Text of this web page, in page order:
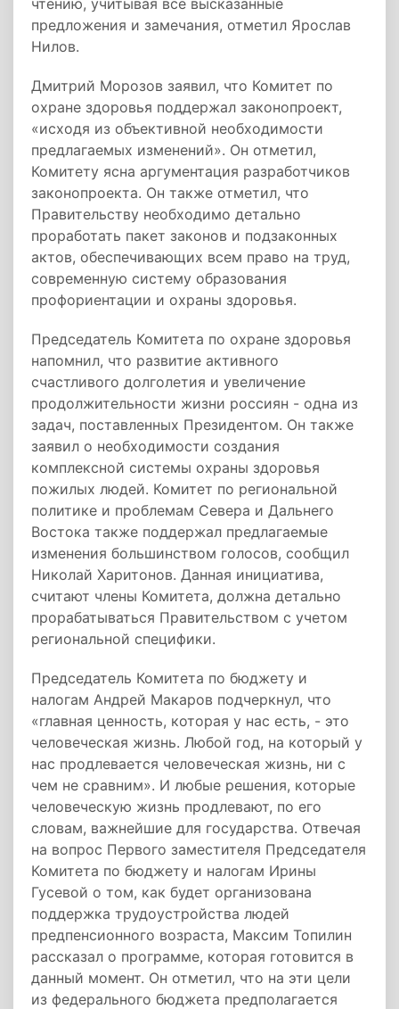
чтению, учитывая все высказанные
предложения и замечания, отметил Ярослав
Нилов.
Дмитрий Морозов заявил, что Комитет по
охране здоровья поддержал законопроект,
«исходя из объективной необходимости
предлагаемых изменений». Он отметил,
Комитету ясна аргументация разработчиков
законопроекта. Он также отметил, что
Правительству необходимо детально
проработать пакет законов и подзаконных
актов, обеспечивающих всем право на труд,
современную систему образования
профориентации и охраны здоровья.
Председатель Комитета по охране здоровья
напомнил, что развитие активного
счастливого долголетия и увеличение
продолжительности жизни россиян - одна из
задач, поставленных Президентом. Он также
заявил о необходимости создания
комплексной системы охраны здоровья
пожилых людей. Комитет по региональной
политике и проблемам Севера и Дальнего
Востока также поддержал предлагаемые
изменения большинством голосов, сообщил
Николай Харитонов. Данная инициатива,
считают члены Комитета, должна детально
прорабатываться Правительством с учетом
региональной специфики.
Председатель Комитета по бюджету и
налогам Андрей Макаров подчеркнул, что
«главная ценность, которая у нас есть, - это
человеческая жизнь. Любой год, на который у
нас продлевается человеческая жизнь, ни с
чем не сравним». И любые решения, которые
человеческую жизнь продлевают, по его
словам, важнейшие для государства. Отвечая
на вопрос Первого заместителя Председателя
Комитета по бюджету и налогам Ирины
Гусевой о том, как будет организована
поддержка трудоустройства людей
предпенсионного возраста, Максим Топилин
рассказал о программе, которая готовится в
данный момент. Он отметил, что на эти цели
из федерального бюджета предполагается